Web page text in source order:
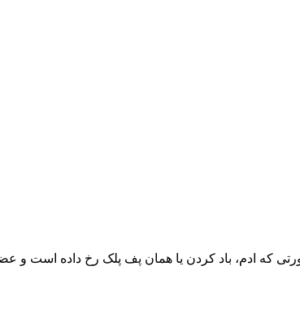
که ادم، باد کردن یا همان پف پلک رخ داده است و